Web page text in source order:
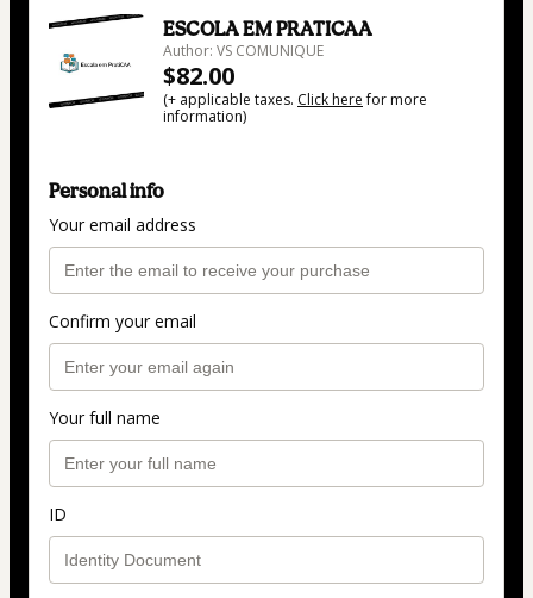
ESCOLA EM PRATICAA
Author: VS COMUNIQUE
$82.00
(+ applicable taxes. Click herefor more
information)
Personal info
Your email address
Confirm your email
Your full name
ID